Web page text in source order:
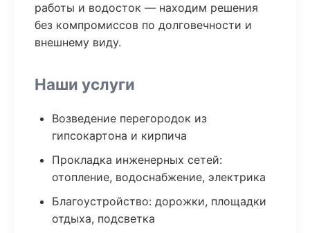
работы и водосток — находим решения
без компромиссов по долговечности и
внешнему виду.
Наши услуги
Возведение перегородок из
гипсокартона и кирпича
Прокладка инженерных сетей:
отопление, водоснабжение, электрика
Благоустройство: дорожки, площадки
отдыха, подсветка